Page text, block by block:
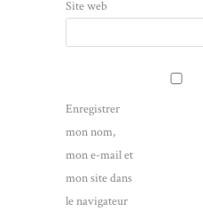
Site web
Enregistrer
mon nom,
mon e-mail et
mon site dans
le navigateur